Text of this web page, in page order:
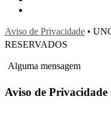
Aviso de Privacidade •
RESERVADOS
Alguma mensagem
Aviso de